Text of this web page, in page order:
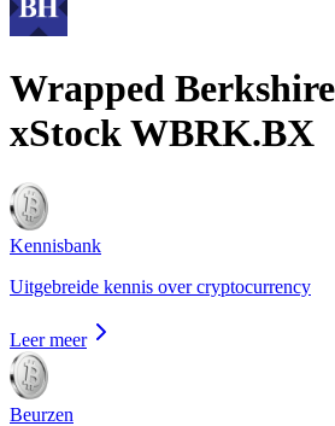
Wrapped
xStockWBRK.BX
Kennisbank
Uitgebreide kennis over cryptocurrency
Leer meer
Beurzen